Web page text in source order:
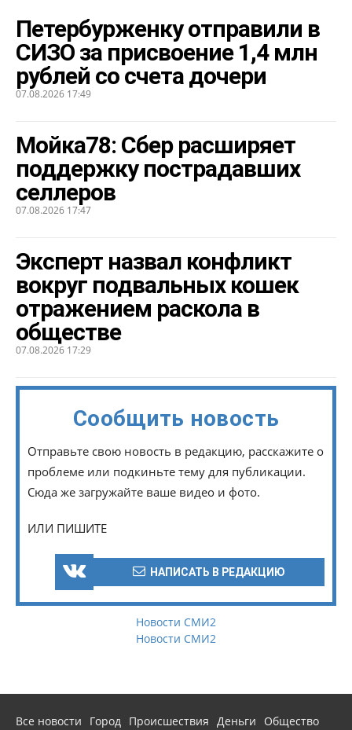
Петербурженку отправили в
СИЗО за присвоение 1,4 млн
рублей со счета дочери
07.08.2026 17:49
Мойка78: Сбер расширяет
поддержку пострадавших
селлеров
07.08.2026 17:47
Эксперт назвал конфликт
вокруг подвальных кошек
отражением раскола в
обществе
07.08.2026 17:29
Сообщить новость
Отправьте свою новость в редакцию, расскажите о
проблеме или подкиньте тему для публикации.
Сюда же загружайте ваше видео и фото.
ИЛИ ПИШИТЕ
НАПИСАТЬ В РЕДАКЦИЮ
Новости СМИ2
Новости СМИ2
Все новости Город Происшествия Деньги
Общество